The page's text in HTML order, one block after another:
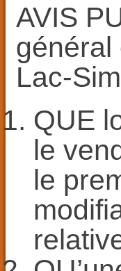
AVIS
général
Lac-
QUE
le
le